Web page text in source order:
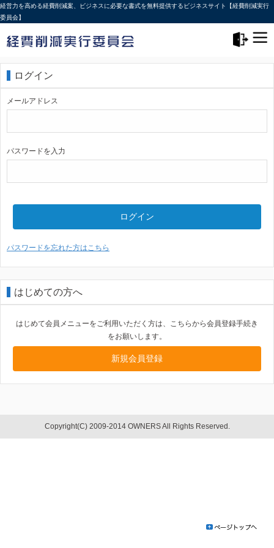
経営力を高める経費削減案、ビジネスに必要な書式を無料提供するビジネスサイト【経費削減実行
委員会】
ログイン
メールアドレス
パスワードを入力
ログイン
パスワードを忘れた方はこちら
はじめての方へ
はじめて会員メニューをご利用いただく方は、こちらから会員登録手続き
をお願いします。
新規会員登録
Copyright(C) 2009-2014 OWNERS All Rights Reserved.